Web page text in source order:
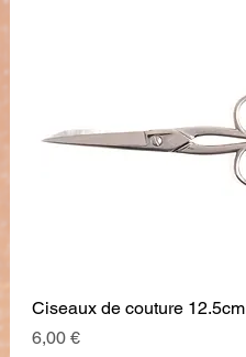
Ciseaux de couture 12.5cm
Prix
6,00 €